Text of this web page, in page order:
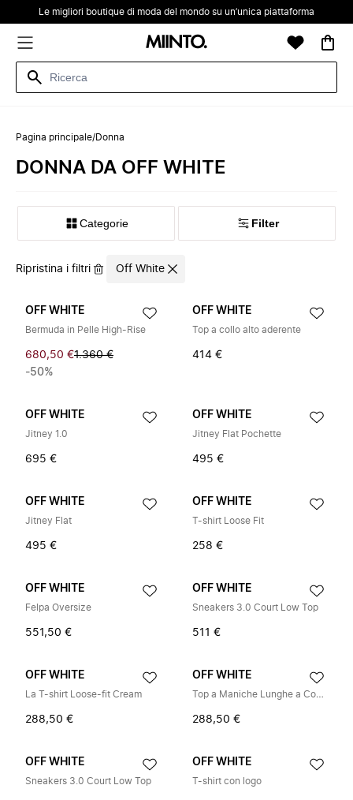
Le migliori boutique di moda del mondo su un’unica piattaforma
Pagina principale/Donna
DONNA DA OFF WHITE
Categorie Filter
Ripristina i filtri Off White
OFF WHITE
Bermuda in Pelle High-Rise
680,50 €1.360 €
-50%
OFF WHITE
Top a collo alto aderente
414 €
OFF WHITE
Jitney 1.0
695 €
OFF WHITE
Jitney Flat Pochette
495 €
OFF WHITE
Jitney Flat
495 €
OFF WHITE
T-shirt Loose Fit
258 €
OFF WHITE
Felpa Oversize
551,50 €
OFF WHITE
Sneakers 3.0 Court Low Top
511 €
OFF WHITE
La T-shirt Loose-fit Cream
288,50 €
OFF WHITE
Top a Maniche Lunghe a Costine
288,50 €
OFF WHITE
Sneakers 3.0 Court Low Top
OFF WHITE
T-shirt con logo